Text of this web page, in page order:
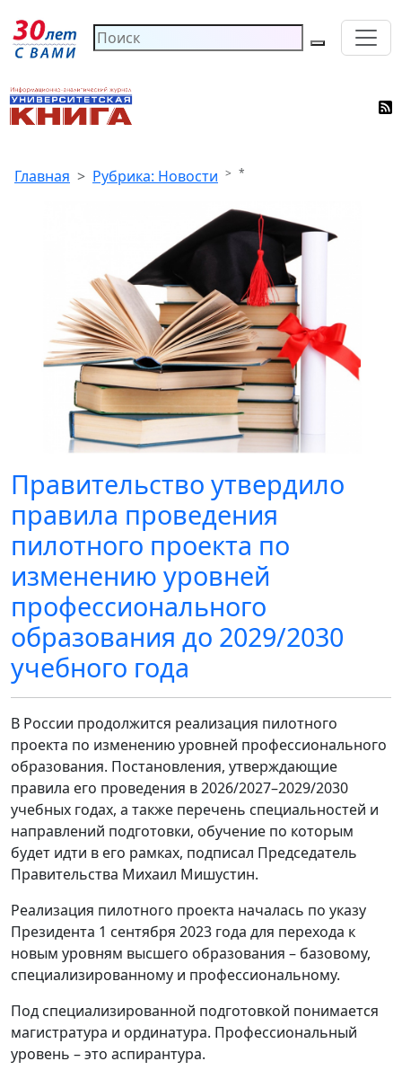
Главная Рубрика: Новости *
Правительство утвердило
правила проведения
пилотного проекта по
изменению уровней
профессионального
образования до 2029/2030
учебного года
В России продолжится реализация пилотного
проекта по изменению уровней профессионального
образования. Постановления, утверждающие
правила его проведения в 2026/2027–2029/2030
учебных годах, а также перечень специальностей и
направлений подготовки, обучение по которым
будет идти в его рамках, подписал Председатель
Правительства Михаил Мишустин.
Реализация пилотного проекта началась по указу
Президента 1 сентября 2023 года для перехода к
новым уровням высшего образования – базовому,
специализированному и профессиональному.
Под специализированной подготовкой понимается
магистратура и ординатура. Профессиональный
уровень – это аспирантура.